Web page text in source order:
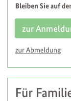
Bleiben Sie auf
zur
zur Abmeldung
Für